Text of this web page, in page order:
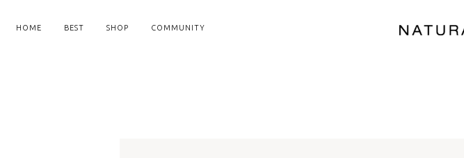
HOME BEST SHOP COMMUNITY